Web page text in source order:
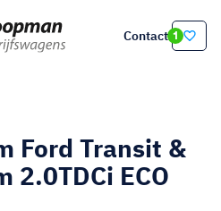
Contact 1
Ford Transit &
2.0TDCi ECO